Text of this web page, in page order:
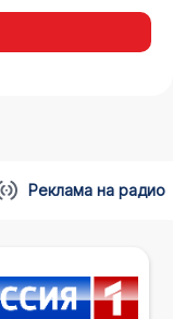
Реклама на радио